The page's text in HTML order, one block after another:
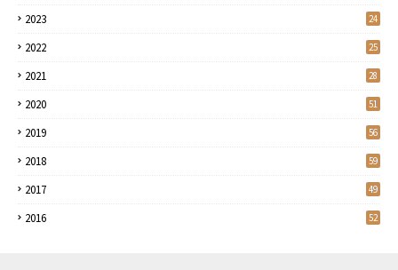
2023 24
2022 25
2021 28
2020 51
2019 56
2018 59
2017 49
2016 52